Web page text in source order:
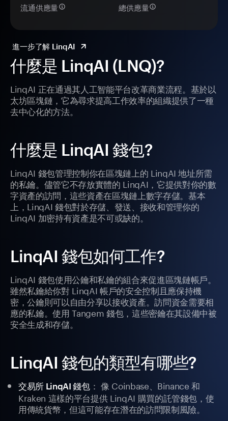
什麼是 LinqAI (LNQ)?
LinqAI 正在通過其人工智能平台改革商業流程。基於以
太坊區塊鏈，它為尋求提高工作效率的組織提供了一種
去中心化的方法。
什麼是 LinqAI 錢包?
LinqAI 錢包管理控制你在區塊鏈上的 LinqAI 地址所需
的私鑰。儘管它不存放實體的 LinqAI，它提供對你的數
字資產的訪問，這些資產在區塊鏈上數字存儲。基本
上，LinqAI 錢包對於存儲、發送、接收和管理你的
LinqAI 加密持有資產是不可或缺的。
LinqAI 錢包如何工作?
LinqAI 錢包使用公鑰和私鑰的組合來促進區塊鏈帳戶。
雖然私鑰給你對 LinqAI 帳戶的安全控制且應保持機
密，公鑰則可以自由分享以接收資產。訪問資金需要相
應的私鑰。使用 Tangem 錢包，這些密鑰在其設備中被
安全生成和存儲。
LinqAI 錢包的類型有哪些?
交易所 LinqAI 錢包： 像 Coinbase、Binance 和
Kraken 這樣的平台提供 LinqAI 購買的託管錢包，使
用傳統貨幣，但這可能存在潛在的訪問限制風險。
流通供應量 總供應量
進一步了解 LinqAI